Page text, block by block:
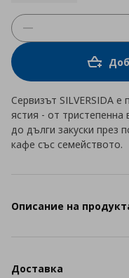
Сервизът SILVERSIDA
ястия - от тристепенна
до дълги закуски през
кафе със семейството.
Описание на
Доставка